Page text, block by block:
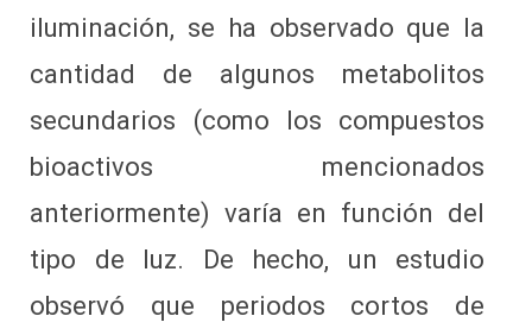
iluminación, se ha observado que la
cantidad de algunos metabolitos
secundarios (como los compuestos
bioactivos mencionados
anteriormente) varía en función del
tipo de luz. De hecho, un estudio
observó que periodos cortos de